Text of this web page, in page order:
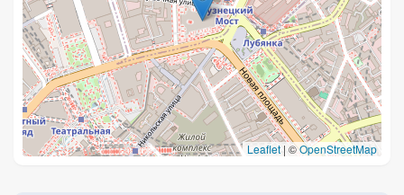
Leaflet | ©OpenStreetMap